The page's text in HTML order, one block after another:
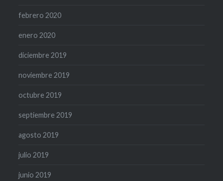
febrero 2020
enero 2020
diciembre 2019
noviembre 2019
octubre 2019
septiembre 2019
agosto 2019
julio 2019
junio 2019